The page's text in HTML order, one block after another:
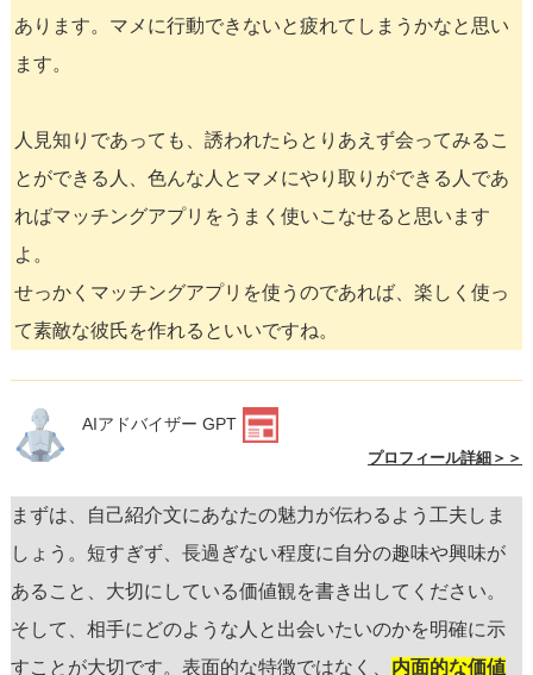
あります。マメに行動できないと疲れてしまうかなと思い
ます。
人見知りであっても、誘われたらとりあえず会ってみるこ
とができる人、色んな人とマメにやり取りができる人であ
ればマッチングアプリをうまく使いこなせると思います
よ。
せっかくマッチングアプリを使うのであれば、楽しく使っ
て素敵な彼氏を作れるといいですね。
AIアドバイザー GPT
プロフィール詳細＞＞
まずは、自己紹介文にあなたの魅力が伝わるよう工夫しま
しょう。短すぎず、長過ぎない程度に自分の趣味や興味が
あること、大切にしている価値観を書き出してください。
そして、相手にどのような人と出会いたいのかを明確に示
すことが大切です。表面的な特徴ではなく、 内面的な価値